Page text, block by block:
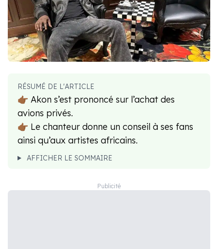
RÉSUMÉ DE L'ARTICLE
👉🏾 Akon s’est prononcé sur l’achat des
avions privés.
👉🏾 Le chanteur donne un conseil à ses fans
ainsi qu’aux artistes africains.
AFFICHER LE SOMMAIRE